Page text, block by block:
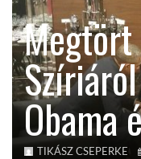
KÖZEL-KELET
AUSZTRÁLIA
A VILÁG ITTHON
Obama
TIKÁSZ CSEPERKE